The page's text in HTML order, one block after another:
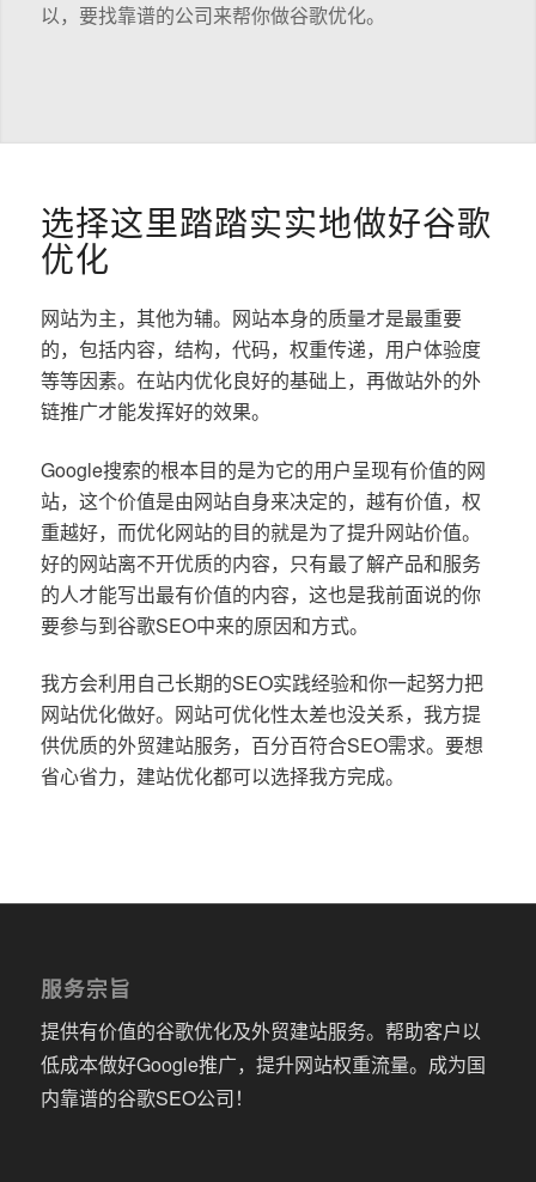
以，要找靠谱的公司来帮你做谷歌优化。
选择这里踏踏实实地做好谷歌
优化
网站为主，其他为辅。网站本身的质量才是最重要
的，包括内容，结构，代码，权重传递，用户体验度
等等因素。在站内优化良好的基础上，再做站外的外
链推广才能发挥好的效果。
Google搜索的根本目的是为它的用户呈现有价值的网
站，这个价值是由网站自身来决定的，越有价值，权
重越好，而优化网站的目的就是为了提升网站价值。
好的网站离不开优质的内容，只有最了解产品和服务
的人才能写出最有价值的内容，这也是我前面说的你
要参与到谷歌SEO中来的原因和方式。
我方会利用自己长期的SEO实践经验和你一起努力把
网站优化做好。网站可优化性太差也没关系，我方提
供优质的外贸建站服务，百分百符合SEO需求。要想
省心省力，建站优化都可以选择我方完成。
服务宗旨
提供有价值的谷歌优化及外贸建站服务。帮助客户以
低成本做好Google推广，提升网站权重流量。成为国
内靠谱的谷歌SEO公司！